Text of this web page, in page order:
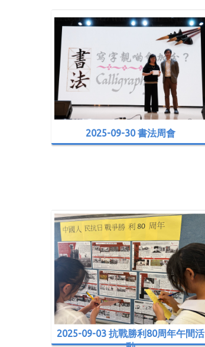
2025-09-30 書法周會
2025-09-03 抗戰勝利80周年午間活